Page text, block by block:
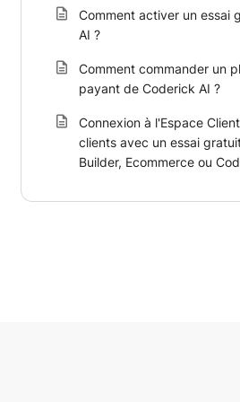
Comment activer un essai
AI ?
Comment commander un
payant de Coderick AI ?
Connexion à l'Espace
clients avec un essai
Builder, Ecommerce ou